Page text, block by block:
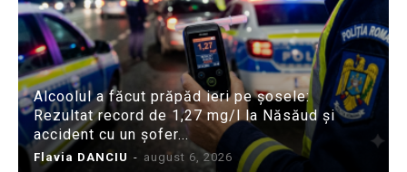
Alcoolul a făcut prăpăd ieri pe șosele:
Rezultat record de 1,27 mg/l la Năsăud și
accident cu un șofer...
Flavia DANCIU - august 6, 2026